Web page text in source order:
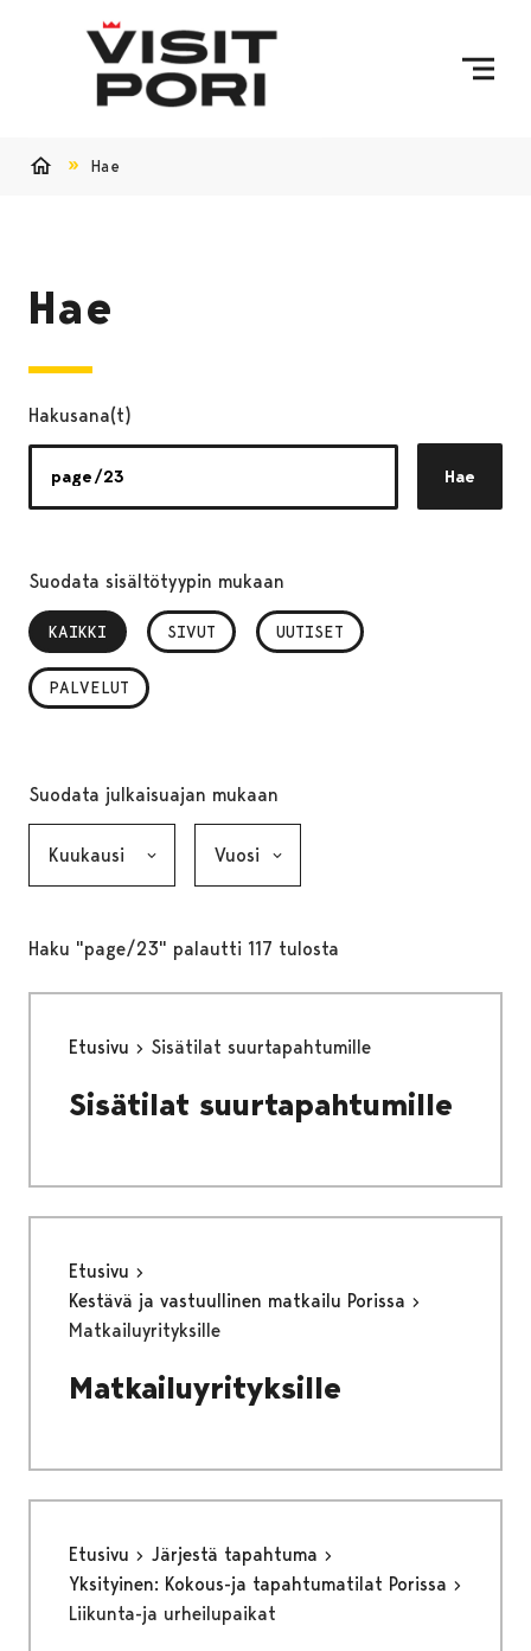
Hae
Hae
Hakusana(t)
Hae
Suodata sisältötyypin mukaan
KAIKKI
, VALITTU SIVUT UUTISET
PALVELUT
Suodata julkaisuajan mukaan
Haku "page/23" palautti 117 tulosta
Etusivu Sisätilat suurtapahtumille
Sisätilat suurtapahtumille
Etusivu
Kestävä ja vastuullinen matkailu Porissa
Matkailuyrityksille
Matkailuyrityksille
Etusivu
Järjestä tapahtuma
Yksityinen: Kokous-ja tapahtumatilat Porissa
Liikunta-ja urheilupaikat